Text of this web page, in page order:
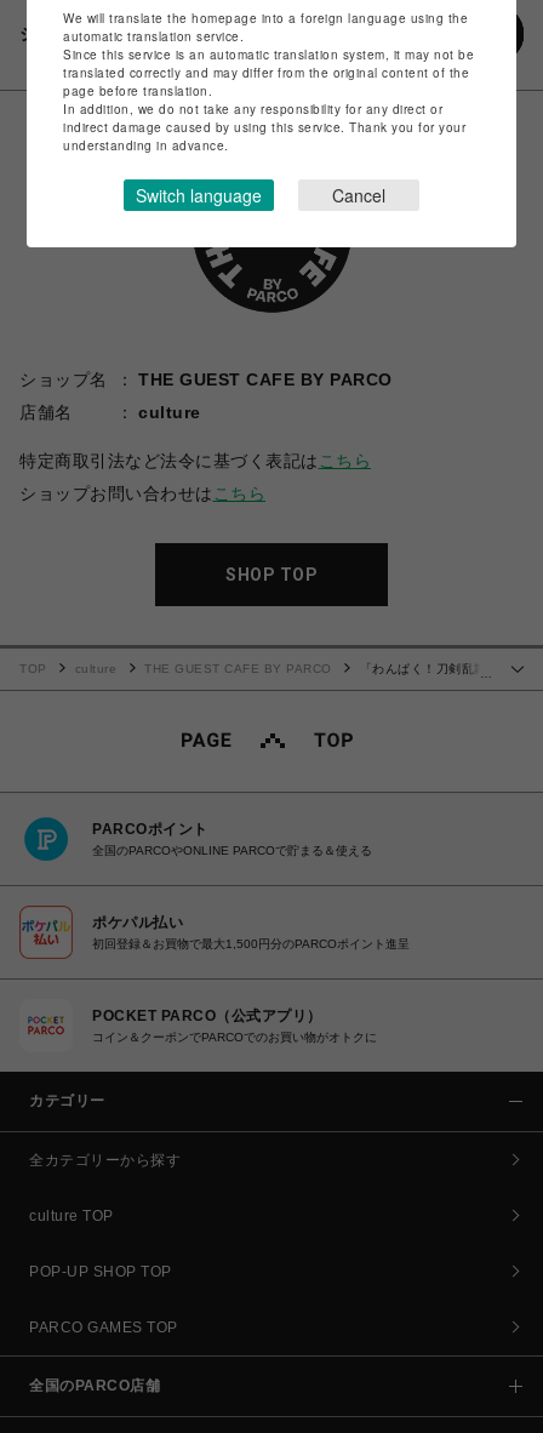
シェアする
ショップ名
THE GUEST CAFE BY PARCO
店舗名
culture
特定商取引法など法令に基づく表記は こちら
ショップお問い合わせは こちら
SHOP TOP
TOP culture THE GUEST CAFE BY PARCO
「わんぱく！刀剣乱舞
PARCOポイント
全国のPARCOやONLINE PARCOで貯まる＆使える
ポケパル払い
初回登録＆お買物で最大1,500円分のPARCOポイント進呈
POCKET PARCO（公式アプリ）
コイン＆クーポンでPARCOでのお買い物がオトクに
カテゴリー
全カテゴリーから探す
culture TOP
POP-UP SHOP TOP
PARCO GAMES TOP
全国のPARCO店舗
We will translate the homepage into a foreign language using the
automatic translation service.
Since this service is an automatic translation system, it may not be
translated correctly and may differ from the original content of the
page before translation.
In addition, we do not take any responsibility for any direct or
indirect damage caused by using this service. Thank you for your
understanding in advance.
Switch language Cancel